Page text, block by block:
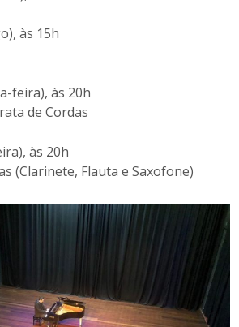
às 15h
feira), às 20h
de Cordas
às 20h
(Clarinete, Flauta e Saxofone)